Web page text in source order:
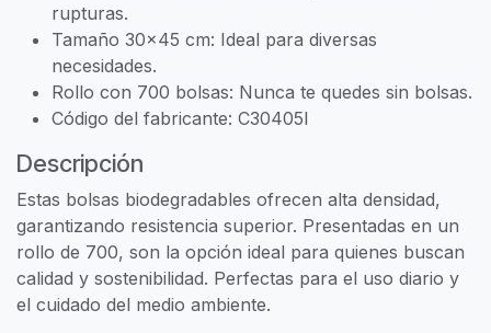
rupturas.
Tamaño 30x45 cm: Ideal para diversas
necesidades.
Rollo con 700 bolsas: Nunca te quedes sin bolsas.
Código del fabricante: C30405I
Descripción
Estas bolsas biodegradables ofrecen alta densidad,
garantizando resistencia superior. Presentadas en un
rollo de 700, son la opción ideal para quienes buscan
calidad y sostenibilidad. Perfectas para el uso diario y
el cuidado del medio ambiente.